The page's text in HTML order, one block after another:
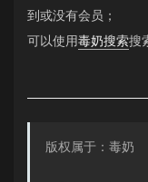
到或没有会员；
可以使用毒奶搜索搜
版权属于：毒奶